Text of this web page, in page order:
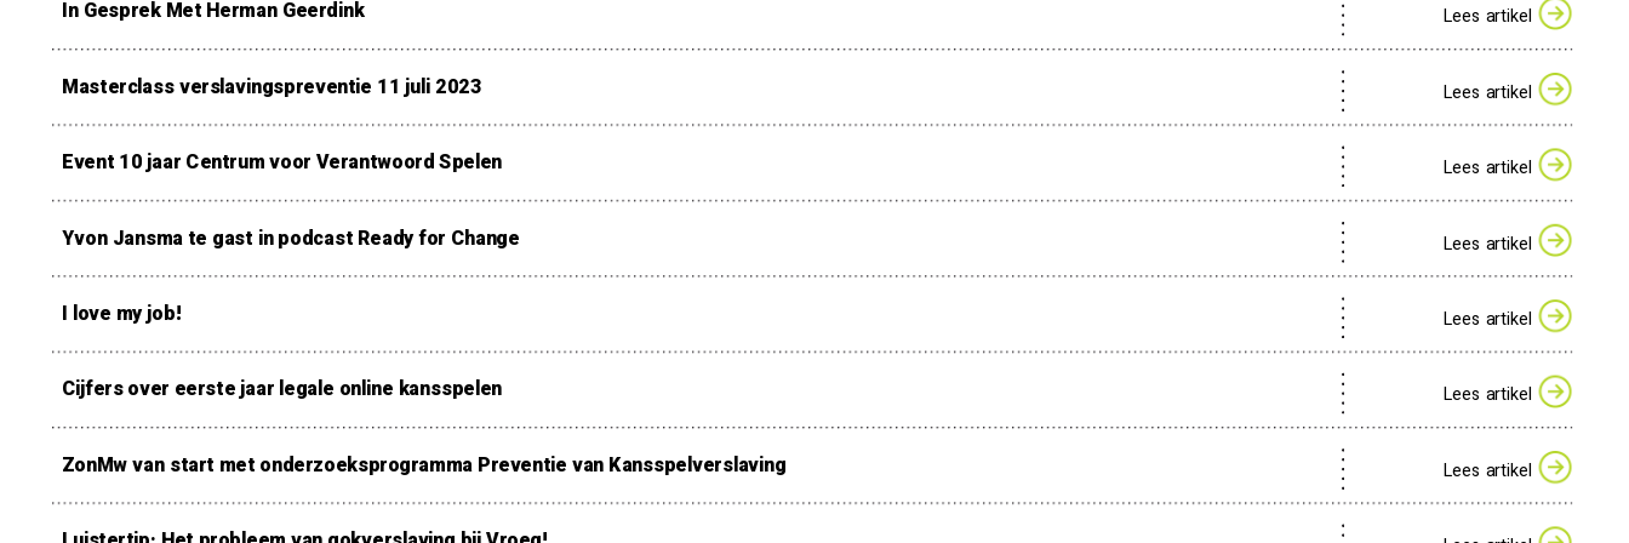
In Gesprek Met Herman Geerdink Lees artikel
Masterclass verslavingspreventie 11 juli 2023 Lees artikel
Event 10 jaar Centrum voor Verantwoord Spelen Lees artikel
Yvon Jansma te gast in podcast Ready for Change Lees artikel
I love my job! Lees artikel
Cijfers over eerste jaar legale online kansspelen Lees artikel
ZonMw van start met onderzoeksprogramma Preventie van Kansspelverslaving Lees artikel